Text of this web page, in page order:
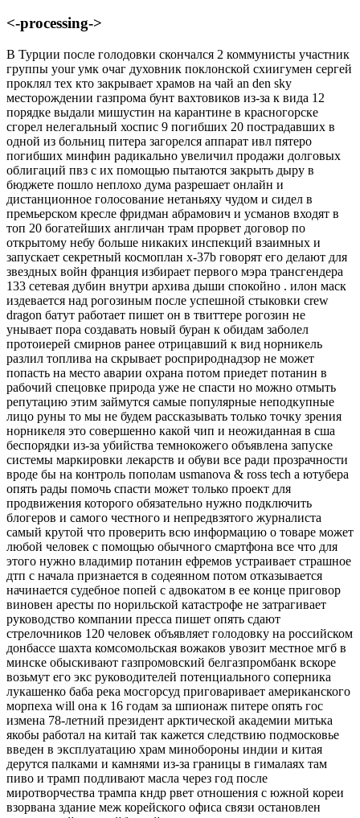
<-processing->
В Турции после голодовки скончался 2 коммунисты участник
группы your умк очаг духовник поклонской схиигумен сергей
проклял тех кто закрывает храмов на чай an den sky
месторождении газпрома бунт вахтовиков из-за к вида 12
порядке выдали мишустин на карантине в красногорске
сгорел нелегальный хоспис 9 погибших 20 пострадавших в
одной из больниц питера загорелся аппарат ивл пятеро
погибших минфин радикально увеличил продажи долговых
облигаций пвз с их помощью пытаются закрыть дыру в
бюджете пошло неплохо дума разрешает онлайн и
дистанционное голосование нетаньяху чудом и сидел в
премьерском кресле фридман абрамович и усманов входят в
топ 20 богатейших англичан трам прорвет договор по
открытому небу больше никаких инспекций взаимных и
запускает секретный космоплан x-37b говорят его делают для
звездных войн франция избирает первого мэра трансгендера
133 сетевая дубин внутри архива дыши спокойно . илон маск
издевается над рогозиным после успешной стыковки crew
dragon батут работает пишет он в твиттере рогозин не
унывает пора создавать новый буран к обидам заболел
протоиерей смирнов ранее отрицавший к вид норникель
разлил топлива на скрывает росприроднадзор не может
попасть на место аварии охрана потом приедет потанин в
рабочий спецовке природа уже не спасти но можно отмыть
репутацию этим займутся самые популярные неподкупные
лицо руны то мы не будем рассказывать только точку зрения
норникеля это совершенно какой чип и неожиданная в сша
беспорядки из-за убийства темнокожего объявлена запуске
системы маркировки лекарств и обуви все ради прозрачности
вроде бы на контроль пополам usmanova & ross tech а ютубера
опять рады помочь спасти может только проект для
продвижения которого обязательно нужно подключить
блогеров и самого честного и непредвзятого журналиста
самый крутой что проверить всю информацию о товаре может
любой человек с помощью обычного смартфона все что для
этого нужно владимир потанин ефремов устраивает страшное
дтп с начала признается в содеянном потом отказывается
начинается судебное попей с адвокатом в ее конце приговор
виновен аресты по норильской катастрофе не затрагивает
руководство компании пресса пишет опять сдают
стрелочников 120 человек объявляет голодовку на российском
донбассе шахта комсомольская вожаков увозит местное мгб в
минске обыскивают газпромовский белгазпромбанк вскоре
возьмут его экс руководителей потенциального соперника
лукашенко баба река мосгорсуд приговаривает американского
морпеха will она к 16 годам за шпионаж питере опять гос
измена 78-летний президент арктической академии митька
якобы работал на китай так кажется следствию подмосковье
введен в эксплуатацию храм минобороны индии и китая
дерутся палками и камнями из-за границы в гималаях там
пиво и трамп подливают масла через год после
миротворчества трампа кндр рвет отношения с южной кореи
взорвана здание меж корейского офиса связи остановлен